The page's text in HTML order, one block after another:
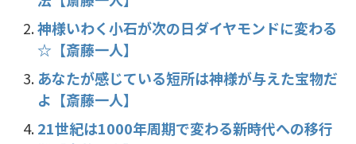
o
o
k
神様いわく小石が次の日ダイヤモンドに変わる
☆【斎藤一人】
あなたが感じている短所は神様が与えた宝物だ
よ【斎藤一人】
21世紀は1000年周期で変わる新時代への移行